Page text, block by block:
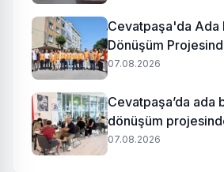
Cevatpaşa'da Ada
Dönüşüm
başladı
07.08.2026
Cevatpaşa’da ada
dönüşüm
uzlaşı
07.08.2026